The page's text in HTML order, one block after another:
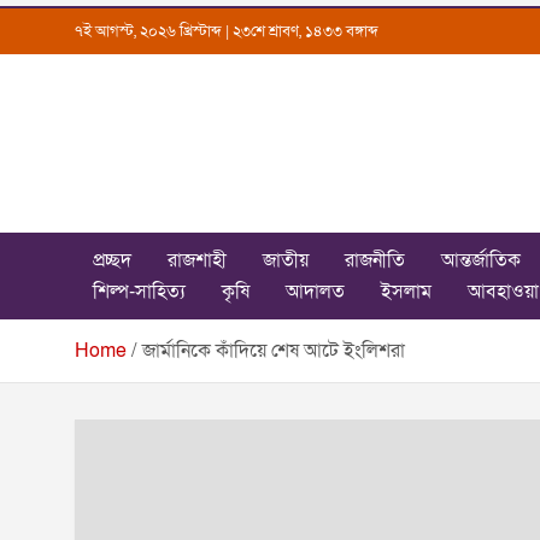
৭ই আগস্ট, ২০২৬ খ্রিস্টাব্দ | ২৩শে শ্রাবণ, ১৪৩৩ বঙ্গাব্দ
Uttarkantho
প্রচ্ছদ রাজশাহী জাতীয় রাজনীতি আন্তর্জাতিক
শিল্প-সাহিত্য
কৃষি আদালত ইসলাম আবহাওয়া
Home জার্মানিকে কাঁদিয়ে শেষ আটে ইংলিশরা